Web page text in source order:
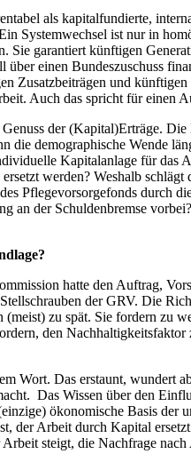
als kapitalfundierte,
Systemwechsel ist nur in
garantiert künftigen
einen Bundeszuschuss
Zusatzbeiträgen und
Auch das spricht für einen
der (Kapital)Erträge.
demographische Wende
Kapitalanlage für das
werden? Weshalb
Pflegevorsorgefonds durch
an der Schuldenbremse
hatte den Auftrag,
der GRV. Die
zu spät. Sie fordern zu
den
Wort. Das erstaunt, wundert
Das Wissen über den
ökonomische Basis der
der Arbeit durch Kapital
steigt, die Nachfrage